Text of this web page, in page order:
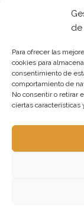
de
Para ofrecer las
cookies para
consentimiento de
comportamiento de
No consentir o retirar
ciertas características